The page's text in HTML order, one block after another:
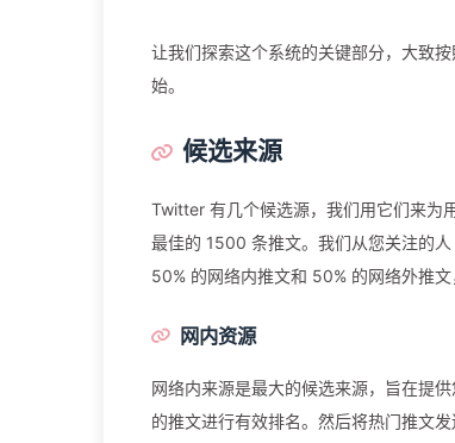
让我们探索这个系统的关键部分，大致
始。
候选来源
Twitter 有几个候选源，我们用它们来为
最佳的 1500 条推文。我们从您关注的
50% 的网络内推文和 50% 的网络外推文
网内资源
网络内来源是最大的候选来源，旨在提
的推文进行有效排名。然后将热门推文发